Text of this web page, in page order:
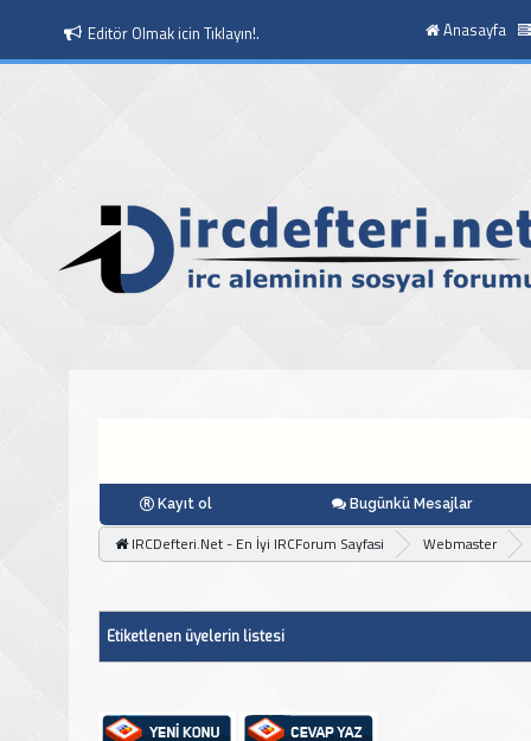
Moderatör Olmak icin Tıklayın!. Anasayfa
Kayıt ol Bugünkü Mesajlar
IRCDefteri.Net - En İyi IRCForum Sayfasi Webmaster
Etiketlenen üyelerin listesi